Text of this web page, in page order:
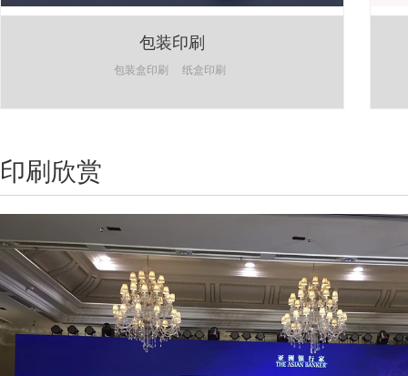
包装印刷
包装盒印刷 纸盒印刷
印刷欣赏